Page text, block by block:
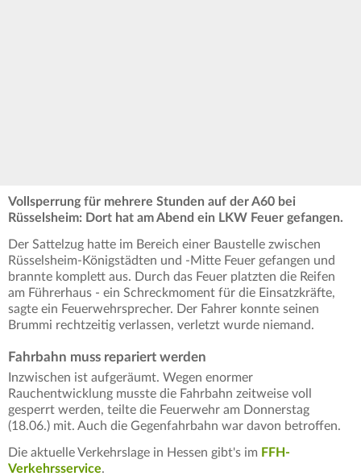
Vollsperrung für mehrere Stunden auf der A60 bei
Rüsselsheim: Dort hat am Abend ein LKW Feuer gefangen.
Der Sattelzug hatte im Bereich einer Baustelle zwischen
Rüsselsheim-Königstädten und -Mitte Feuer gefangen und
brannte komplett aus. Durch das Feuer platzten die Reifen
am Führerhaus - ein Schreckmoment für die Einsatzkräfte,
sagte ein Feuerwehrsprecher. Der Fahrer konnte seinen
Brummi rechtzeitig verlassen, verletzt wurde niemand.
Fahrbahn muss repariert werden
Inzwischen ist aufgeräumt. Wegen enormer
Rauchentwicklung musste die Fahrbahn zeitweise voll
gesperrt werden, teilte die Feuerwehr am Donnerstag
(18.06.) mit. Auch die Gegenfahrbahn war davon betroffen.
Die aktuelle Verkehrslage in Hessen gibt's im FFH-
Verkehrsservice.